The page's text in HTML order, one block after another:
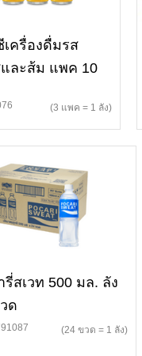
เครื่องดื่มรส
และส้ม แพค 10
(3 แพค = 1 ลัง)
รี่สเวท 500 มล. ลัง
ด
(24 ขวด = 1 ลัง)